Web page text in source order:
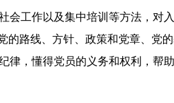
工作以及集中培训等方法，对
路线、方针、政策和党章、党
，懂得党员的义务和权利，帮